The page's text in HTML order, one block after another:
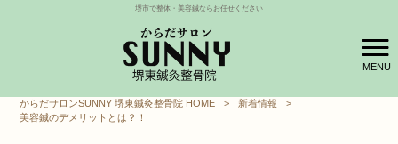
堺市で整体・美容鍼ならお任せください
MENU
からだサロンSUNNY 堺東鍼灸整骨院 HOME > 新着情報
>
美容鍼のデメリットとは？！